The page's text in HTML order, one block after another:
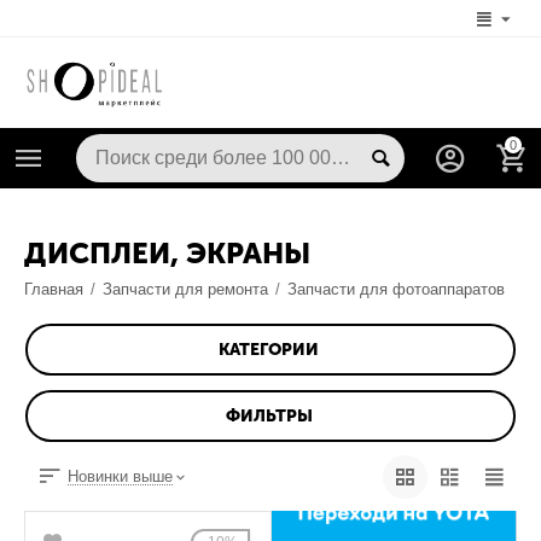
0
ДИСПЛЕИ, ЭКРАНЫ
Главная / Запчасти для ремонта / Запчасти для фотоаппаратов
КАТЕГОРИИ
ФИЛЬТРЫ
Новинки выше